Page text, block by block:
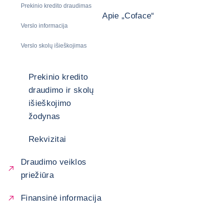
Prekinio kredito draudimas
Verslo informacija
Verslo skolų išieškojimas
Apie „Coface“
Prekinio kredito
draudimo ir skolų
išieškojimo
žodynas
Rekvizitai
Draudimo veiklos
priežiūra
Finansinė informacija